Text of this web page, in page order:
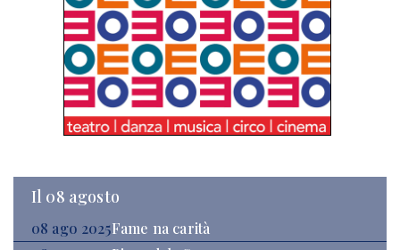
Il 08 agosto
08 ago 2025Fame na carità